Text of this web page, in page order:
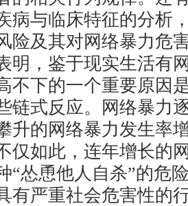
病与临床特征的分析
险及其对网络暴力危
，鉴于现实生活有
不下的一个重要原因
链式反应。网络暴力
升的网络暴力发生率
仅如此，连年增长的
“怂恿他人自杀”的危
有严重社会危害性的